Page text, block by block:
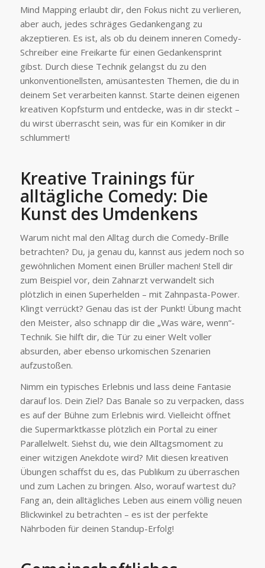
Mind Mapping erlaubt dir, den Fokus nicht zu verlieren,
aber auch, jedes schräges Gedankengang zu
akzeptieren. Es ist, als ob du deinem inneren Comedy-
Schreiber eine Freikarte für einen Gedankensprint
gibst. Durch diese Technik gelangst du zu den
unkonventionellsten, amüsantesten Themen, die du in
deinem Set verarbeiten kannst. Starte deinen eigenen
kreativen Kopfsturm und entdecke, was in dir steckt –
du wirst überrascht sein, was für ein Komiker in dir
schlummert!
Kreative Trainings für
alltägliche Comedy: Die
Kunst des Umdenkens
Warum nicht mal den Alltag durch die Comedy-Brille
betrachten? Du, ja genau du, kannst aus jedem noch so
gewöhnlichen Moment einen Brüller machen! Stell dir
zum Beispiel vor, dein Zahnarzt verwandelt sich
plötzlich in einen Superhelden – mit Zahnpasta-Power.
Klingt verrückt? Genau das ist der Punkt! Übung macht
den Meister, also schnapp dir die „Was wäre, wenn“-
Technik. Sie hilft dir, die Tür zu einer Welt voller
absurden, aber ebenso urkomischen Szenarien
aufzustoßen.
Nimm ein typisches Erlebnis und lass deine Fantasie
darauf los. Dein Ziel? Das Banale so zu verpacken, dass
es auf der Bühne zum Erlebnis wird. Vielleicht öffnet
die Supermarktkasse plötzlich ein Portal zu einer
Parallelwelt. Siehst du, wie dein Alltagsmoment zu
einer witzigen Anekdote wird? Mit diesen kreativen
Übungen schaffst du es, das Publikum zu überraschen
und zum Lachen zu bringen. Also, worauf wartest du?
Fang an, dein alltägliches Leben aus einem völlig neuen
Blickwinkel zu betrachten – es ist der perfekte
Nährboden für deinen Standup-Erfolg!